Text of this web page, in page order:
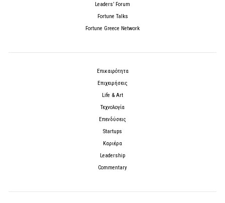
Leaders’ Forum
Fortune Talks
Fortune Greece Network
Επικαιρότητα
Επιχειρήσεις
Life & Art
Τεχνολογία
Επενδύσεις
Startups
Καριέρα
Leadership
Commentary